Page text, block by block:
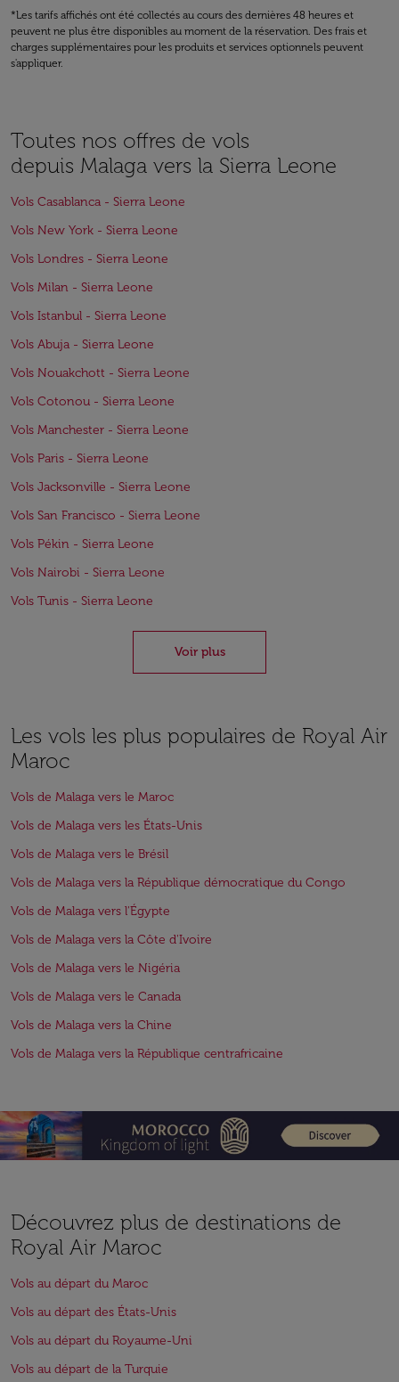
*Les tarifs affichés ont été collectés au cours des dernières 48 heures et
peuvent ne plus être disponibles au moment de la réservation. Des frais et
charges supplémentaires pour les produits et services optionnels peuvent
s'appliquer.
Toutes nos offres de vols
depuis Malaga vers la Sierra Leone
Vols Casablanca - Sierra Leone
Vols New York - Sierra Leone
Vols Londres - Sierra Leone
Vols Milan - Sierra Leone
Vols Istanbul - Sierra Leone
Vols Abuja - Sierra Leone
Vols Nouakchott - Sierra Leone
Vols Cotonou - Sierra Leone
Vols Manchester - Sierra Leone
Vols Paris - Sierra Leone
Vols Jacksonville - Sierra Leone
Vols San Francisco - Sierra Leone
Vols Pékin - Sierra Leone
Vols Nairobi - Sierra Leone
Vols Tunis - Sierra Leone
Voir plus
Les vols les plus populaires de Royal Air
Maroc
Vols de Malaga vers le Maroc
Vols de Malaga vers les États-Unis
Vols de Malaga vers le Brésil
Vols de Malaga vers la République démocratique du Congo
Vols de Malaga vers l'Égypte
Vols de Malaga vers la Côte d'Ivoire
Vols de Malaga vers le Nigéria
Vols de Malaga vers le Canada
Vols de Malaga vers la Chine
Vols de Malaga vers la République centrafricaine
Découvrez plus de destinations de
Royal Air Maroc
Vols au départ du Maroc
Vols au départ des États-Unis
Vols au départ du Royaume-Uni
Vols au départ de la Turquie